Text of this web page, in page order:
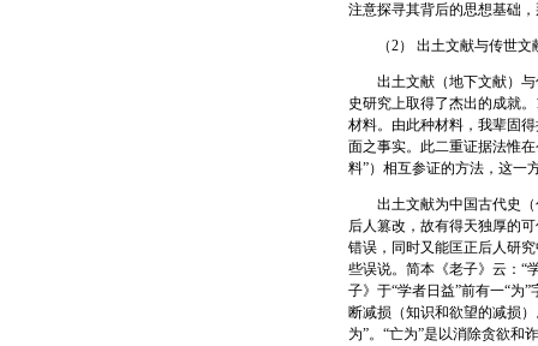
注意探寻其背后的思想基础
（2） 出土文献与传世文
出土文献（地下文献）与
史研究上取得了杰出的成就
材料。由此种材料，我辈固
面之事实。此二重证据法惟
料”）相互参证的方法，这一
出土文献为中国古代史（
后人篡改，故有得天独厚的
错误，同时又能匡正后人研
些误说。简本《老子》云：“
子》于“学者日益”前有一“为
断减损（知识和欲望的减损
为”。“亡为”是以消除贪欲和